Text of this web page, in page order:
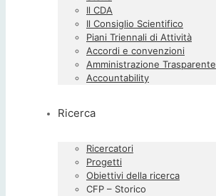
Il CDA
Il Consiglio Scientifico
Piani Triennali di Attività
Accordi e convenzioni
Amministrazione Trasparente
Accountability
Ricerca
Ricercatori
Progetti
Obiettivi della ricerca
CFP – Storico